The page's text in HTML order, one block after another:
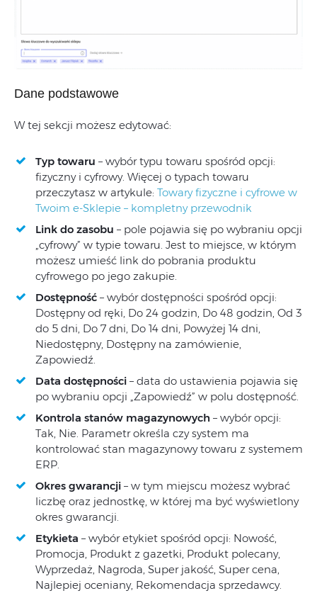
Dane podstawowe
W tej sekcji możesz edytować:
Typ towaru – wybór typu towaru spośród opcji:
fizyczny i cyfrowy. Więcej o typach towaru
przeczytasz w artykule: Towary fizyczne i cyfrowe w
Twoim e-Sklepie – kompletny przewodnik
Link do zasobu – pole pojawia się po wybraniu opcji
„cyfrowy” w typie towaru. Jest to miejsce, w którym
możesz umieść link do pobrania produktu
cyfrowego po jego zakupie.
Dostępność – wybór dostępności spośród opcji:
Dostępny od ręki, Do 24 godzin, Do 48 godzin, Od 3
do 5 dni, Do 7 dni, Do 14 dni, Powyżej 14 dni,
Niedostępny, Dostępny na zamówienie,
Zapowiedź.
Data dostępności – data do ustawienia pojawia się
po wybraniu opcji „Zapowiedź” w polu dostępność.
Kontrola stanów magazynowych – wybór opcji:
Tak, Nie. Parametr określa czy system ma
kontrolować stan magazynowy towaru z systemem
ERP.
Okres gwarancji – w tym miejscu możesz wybrać
liczbę oraz jednostkę, w której ma być wyświetlony
okres gwarancji.
Etykieta – wybór etykiet spośród opcji: Nowość,
Promocja, Produkt z gazetki, Produkt polecany,
Wyprzedaż, Nagroda, Super jakość, Super cena,
Najlepiej oceniany, Rekomendacja sprzedawcy.